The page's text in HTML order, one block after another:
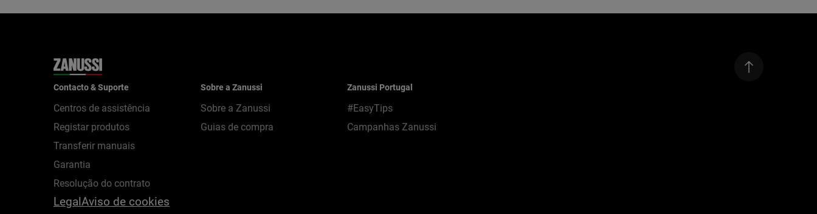
Contacto & Suporte
Centros de assistência
Registar produtos
Transferir manuais
Garantia
Resolução do contrato
Sobre a Zanussi
Sobre a Zanussi
Guias de compra
Zanussi Portugal
#EasyTips
Campanhas Zanussi
LegalAviso de cookies